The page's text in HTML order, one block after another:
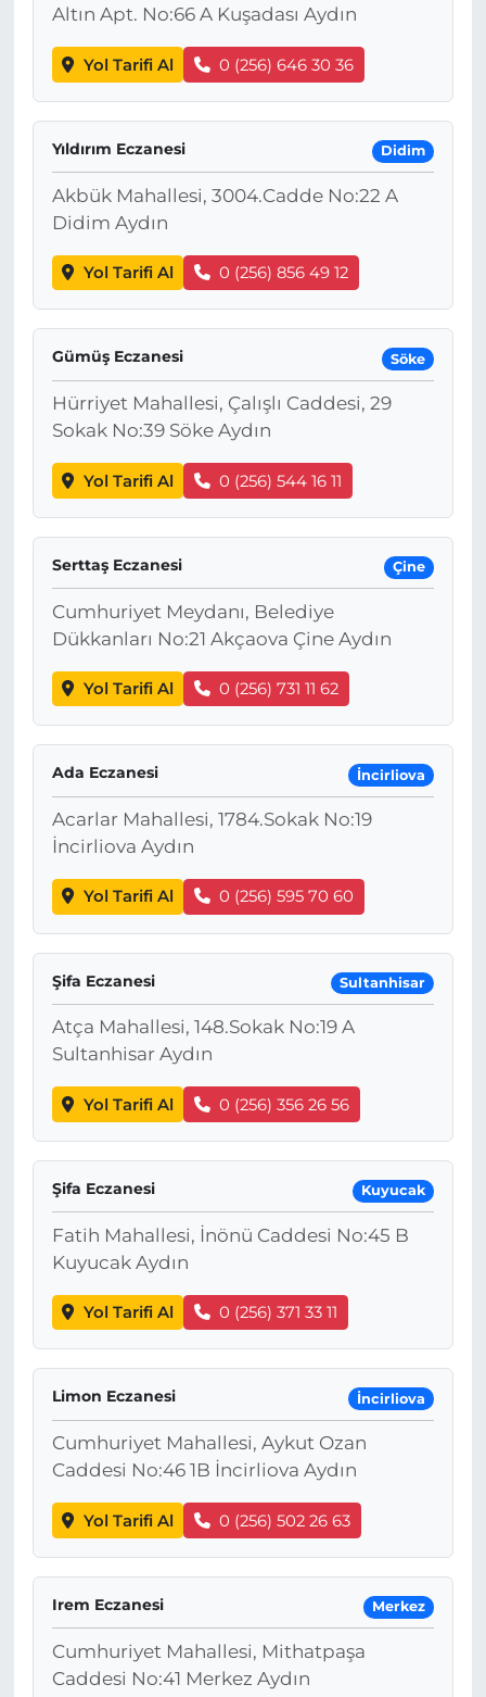
Altın Apt. No:66 A Kuşadası Aydın
Yol Tarifi Al 0 (256) 646 30 36
Yıldırım Eczanesi Didim
Akbük Mahallesi, 3004.Cadde No:22 A
Didim Aydın
Yol Tarifi Al 0 (256) 856 49 12
Gümüş Eczanesi Söke
Hürriyet Mahallesi, Çalışlı Caddesi, 29
Sokak No:39 Söke Aydın
Yol Tarifi Al 0 (256) 544 16 11
Serttaş Eczanesi Çine
Cumhuriyet Meydanı, Belediye
Dükkanları No:21 Akçaova Çine Aydın
Yol Tarifi Al 0 (256) 731 11 62
Ada Eczanesi İncirliova
Acarlar Mahallesi, 1784.Sokak No:19
İncirliova Aydın
Yol Tarifi Al 0 (256) 595 70 60
Şifa Eczanesi Sultanhisar
Atça Mahallesi, 148.Sokak No:19 A
Sultanhisar Aydın
Yol Tarifi Al 0 (256) 356 26 56
Şifa Eczanesi Kuyucak
Fatih Mahallesi, İnönü Caddesi No:45 B
Kuyucak Aydın
Yol Tarifi Al 0 (256) 371 33 11
Limon Eczanesi İncirliova
Cumhuriyet Mahallesi, Aykut Ozan
Caddesi No:46 1B İncirliova Aydın
Yol Tarifi Al 0 (256) 502 26 63
Irem Eczanesi Merkez
Cumhuriyet Mahallesi, Mithatpaşa
Caddesi No:41 Merkez Aydın